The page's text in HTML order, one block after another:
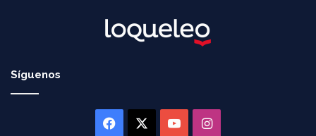
Síguenos
Facebook YouTubeInstagram